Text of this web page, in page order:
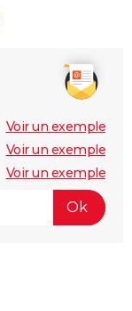
Voir un exemple
Voir un exemple
Voir un exemple